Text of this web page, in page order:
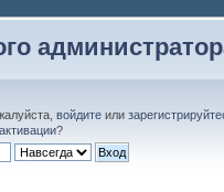
войдите или
?